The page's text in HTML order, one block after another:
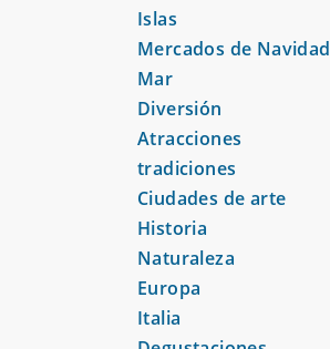
Islas
Mercados de Navidad
Mar
Diversión
Atracciones
tradiciones
Ciudades de arte
Historia
Naturaleza
Europa
Italia